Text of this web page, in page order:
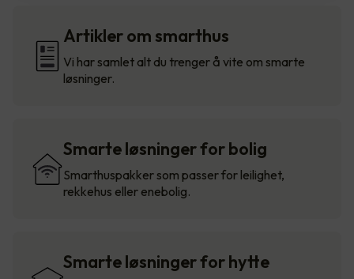
Artikler om smarthus
Vi har samlet alt du trenger å vite om smarte
løsninger.
Smarte løsninger for bolig
Smarthuspakker som passer for leilighet,
rekkehus eller enebolig.
Smarte løsninger for hytte